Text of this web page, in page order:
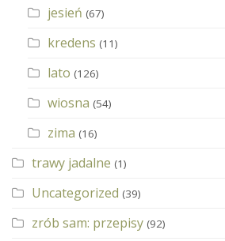
jesień (67)
kredens (11)
lato (126)
wiosna (54)
zima (16)
trawy jadalne (1)
Uncategorized (39)
zrób sam: przepisy (92)